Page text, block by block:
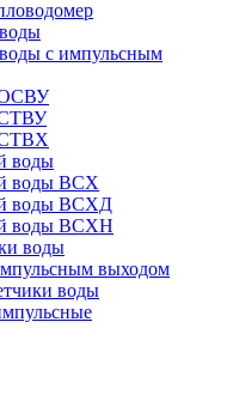
с импульсным
ОСВУ
СТВУ
СТВХ
воды
воды ВСХ
воды ВСХД
воды ВСХН
воды
выходом
воды